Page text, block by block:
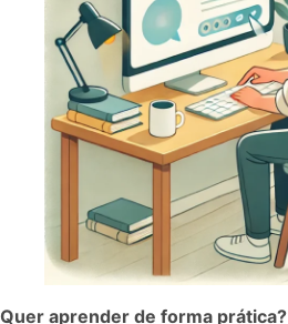
Quer aprender de forma prática?